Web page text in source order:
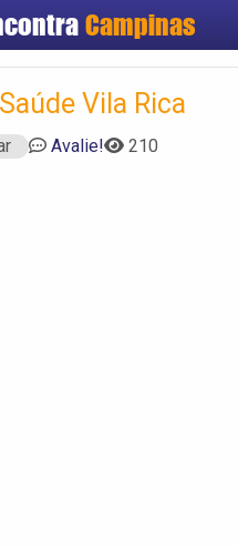
Campinas
Cadastrar empresa
Criar conta
Vila Rica
Avalie! 210